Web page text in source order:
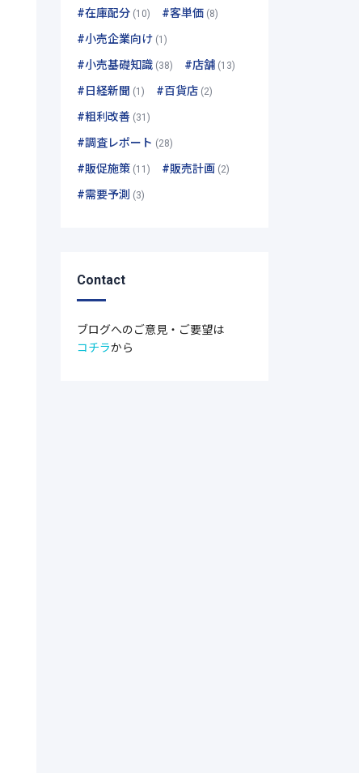
#在庫配分(10) #客単価(8)
#小売企業向け(1)
#小売基礎知識(38) #店舗(13)
#日経新聞 (1) #百貨店(2)
#粗利改善 (31)
#調査レポート (28)
#販促施策(11) #販売計画 (2)
#需要予測 (3)
Contact
ブログへのご意見・ご要望は
コチラから